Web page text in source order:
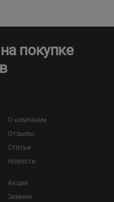
покупке
О компании
Отзывы
Статьи
Новости
Акции
Зимние